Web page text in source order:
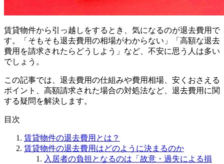
賃貸物件から引っ越しをするとき、気になるのが退去費用で
す。「そもそも退去費用の相場がわからない」「高額な退去
費用を請求されたらどうしよう」など、不安に思う人は多い
でしょう。
この記事では、退去費用の仕組みや費用相場、安くおさえる
ポイント、高額請求された場合の対処法など、退去費用に関
する疑問を解決します。
目次
賃貸物件の退去費用とは？
賃貸物件の退去費用はどのように決まるのか
入居者の負担となるのは「故意・過失による損